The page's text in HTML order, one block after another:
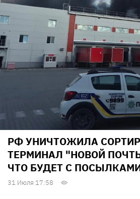
РФ УНИЧТОЖИЛА
ТЕРМИНАЛ "НОВОЙ
ЧТО БУДЕТ С
31 Июля 17:58